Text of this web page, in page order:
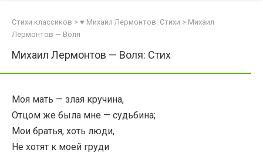
Стихи классиков > ♥ Михаил Лермонтов: Стихи > Михаил
Лермонтов — Воля
Михаил Лермонтов — Воля: Стих
Моя мать — злая кручина,
Отцом же была мне — судьбина;
Мои братья, хоть люди,
Не хотят к моей груди